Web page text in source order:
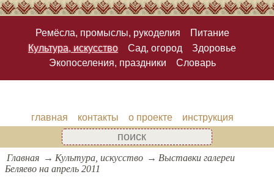
Ремёсла, промыслы, рукоделия
Питание
Культура, искусство
Сад, огород
Здоровье
Экопоселения, праздники
Словарь
главная контакты о проекте инструкция
Главная Культура, искусство
Выставки галереи
Беляево на апрель 2011